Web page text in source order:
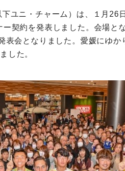
ニ・チャーム）は、１月26
約を発表しました。会場と
会となりました。愛媛にゆか
した。